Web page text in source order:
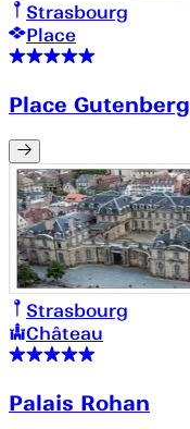
Strasbourg
Place
Place Gutenberg
Strasbourg
Château
Palais Rohan